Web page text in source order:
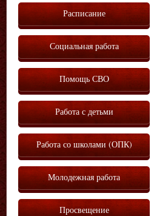
Расписание
Социальная работа
Помощь СВО
Работа с детьми
Работа со школами (ОПК)
Молодежная работа
Просвещение